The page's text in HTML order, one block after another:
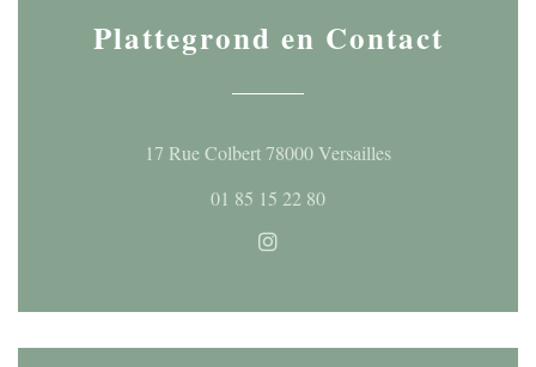
Plattegrond en Contact
17 Rue Colbert 78000 Versailles((opent in een
01 85 15 22 80
Instagram ((opent in een